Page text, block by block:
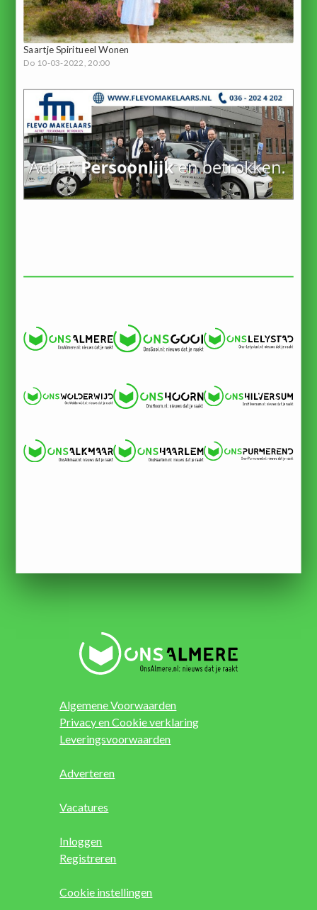
Saartje Spiritueel Wonen
Do 10-03-2022, 20:00
Algemene Voorwaarden
Privacy en Cookie verklaring
Leveringsvoorwaarden
Adverteren
Vacatures
Inloggen
Registreren
Cookie instellingen